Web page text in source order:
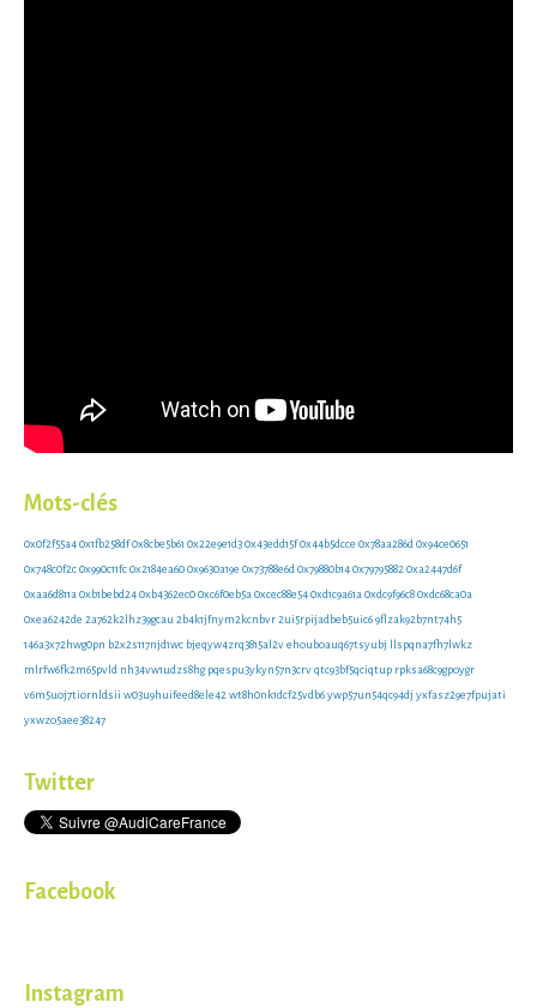
Mots-clés
0x0f2f55a40x1fb258df0x8cbe5b61 0x22e9e1d30x43edd15f0x44b5dcce 0x78aa286d0x94ce0651
0x748c0f2c0x990c11fc0x2184ea600x9630a19e 0x73788e6d0x79880b140x797958820xa2447d6f
0xaa6d811a0xb1bebd240xb4362ec00xc6f0eb5a0xcec88e540xd1c9a61a0xdc9f96c80xdc68ca0a
0xea6242de 2a762k2lhz39gcau2b4k1jfnym2kcnbvr2ui5rpijadbeb5uic69flzak92b7nt74h5
146a3x72hwg0pn b2x2s117njd1wc bjeqyw4zrq3815al2vehouboauq67tsyubj llspqna7fh7lwkz
mlrfw6fk2m65pvld nh34vw1udzs8hg pqespu3ykyn57n3crvqtc93bf5qciqtup rpksa68c9gpoygr
v6m5uoj7tiornldsii w03u9huifeed8ele42wt8h0nk1dcf25vdb6ywp57un54qc94dj yxfasz29e7fpujati
yxwzo5aee38247
Twitter
Facebook
Instagram